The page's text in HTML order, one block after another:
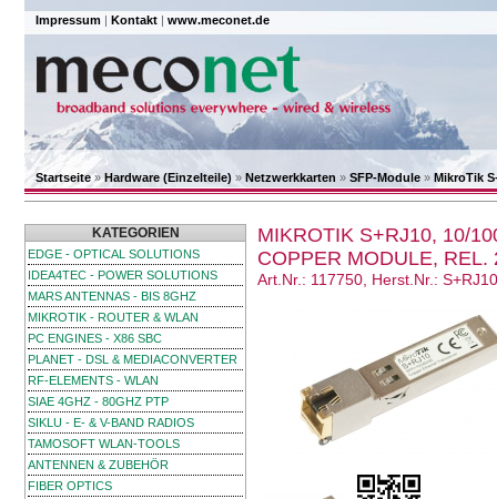
Impressum | Kontakt | www.meconet.de
Startseite»Hardware (Einzelteile) » Netzwerkkarten » SFP-Module » MikroTik
KATEGORIEN
EDGE - OPTICAL SOLUTIONS
IDEA4TEC - POWER SOLUTIONS
MARS ANTENNAS - BIS 8GHZ
MIKROTIK - ROUTER & WLAN
PC ENGINES - X86 SBC
PLANET - DSL & MEDIACONVERTER
RF-ELEMENTS - WLAN
SIAE 4GHZ - 80GHZ PTP
SIKLU - E- & V-BAND RADIOS
TAMOSOFT WLAN-TOOLS
ANTENNEN & ZUBEHÖR
FIBER OPTICS
MIKROTIK S+RJ10, 10/
COPPER MODULE, REL.
Art.Nr.: 117750, Herst.Nr.: